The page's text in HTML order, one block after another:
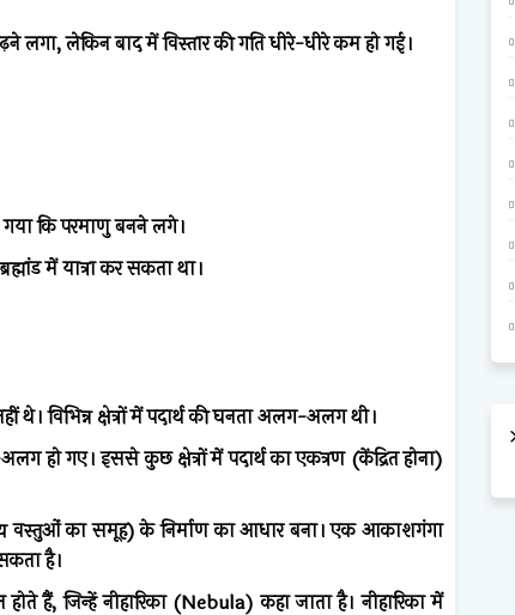
लेकिन बाद में विस्तार की गति धीरे-धीरे कम हो गई।
गया कि परमाणु बनने लगे।
में यात्रा कर सकता था।
थे। विभिन्न क्षेत्रों में पदार्थ की घनता अलग-अलग थी।
हो गए। इससे कुछ क्षेत्रों में पदार्थ का एकत्रण (केंद्रित होना)
वस्तुओं का समूह) के निर्माण का आधार बना। एक आकाशगंगा
है।
हैं, जिन्हें नीहारिका (Nebula) कहा जाता है। नीहारिका में